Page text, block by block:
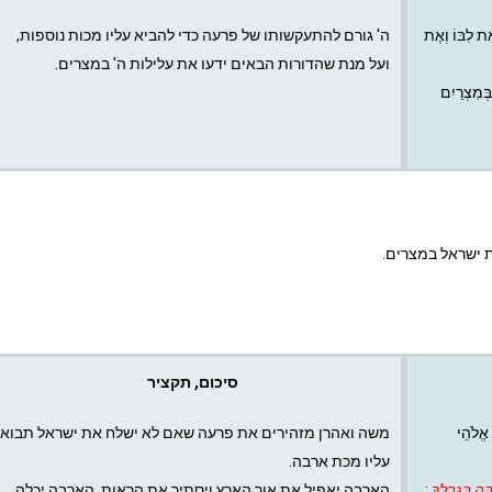
לִבּוֹ וְאֶת
ה' גורם להתעקשותו של פרעה כדי להביא עליו מכות נוספות,
ועל מנת שהדורות הבאים ידעו את עלילות ה' במצרים.
ישראל במצרים.
סיכום, תקציר
משה ואהרן מזהירים את פרעה שאם לא ישלח את ישראל תבוא
עליו מכת ארבה.